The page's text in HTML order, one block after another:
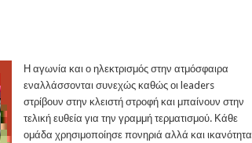
Η αγωνία και ο ηλεκτρισμός στην ατμόσφαιρα
εναλλάσσονται συνεχώς καθώς οι leaders
στρίβουν στην κλειστή στροφή και μπαίνουν στην
τελική ευθεία για την γραμμή τερματισμού. Κάθε
ομάδα χρησιμοποίησε πονηριά αλλά και ικανότητα